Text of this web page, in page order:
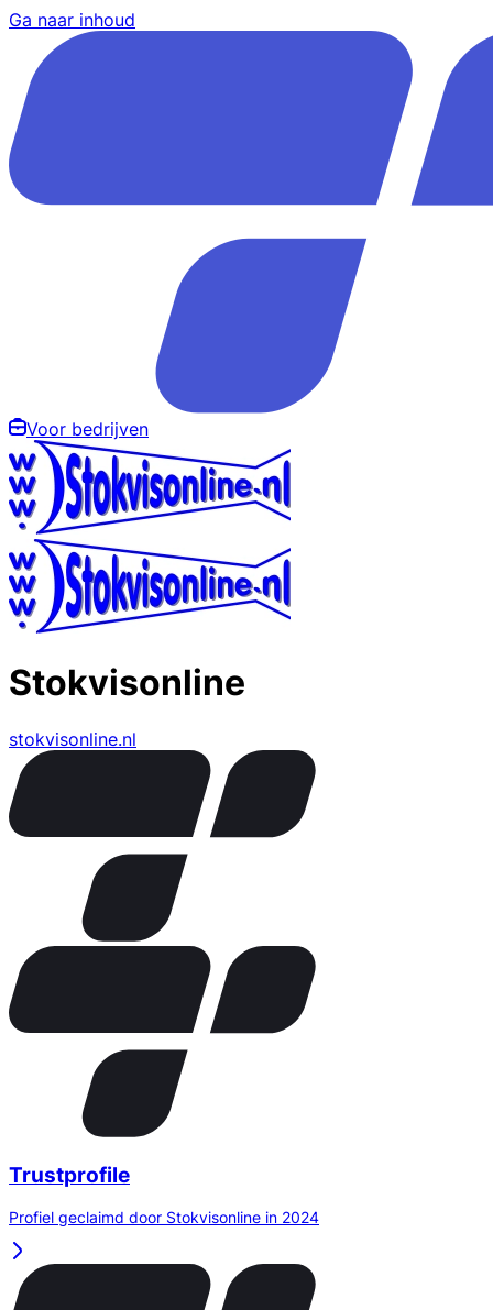
Ga naar inhoud
Voor bedrijven
Stokvisonline
stokvisonline.nl
Trustprofile
Profiel geclaimd door Stokvisonline in 2024